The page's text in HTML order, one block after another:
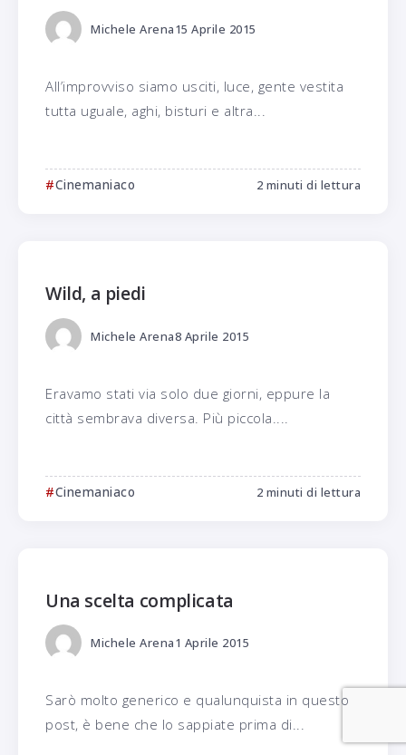
Michele Arena15 Aprile 2015
All’improvviso siamo usciti, luce, gente vestita
tutta uguale, aghi, bisturi e altra...
Cinemaniaco 2 minuti di lettura
Wild, a piedi
Michele Arena8 Aprile 2015
Eravamo stati via solo due giorni, eppure la
città sembrava diversa. Più piccola....
Cinemaniaco 2 minuti di lettura
Una scelta complicata
Michele Arena1 Aprile 2015
Sarò molto generico e qualunquista in questo
post, è bene che lo sappiate prima di...